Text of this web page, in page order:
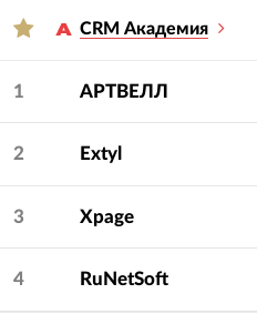
CRM Академия
1 АРТВЕЛЛ
2 Extyl
3 Xpage
4 RuNetSoft